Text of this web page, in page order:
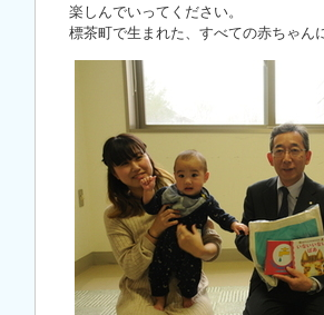
楽しんでいってください。
標茶町で生まれた、すべての赤ちゃん